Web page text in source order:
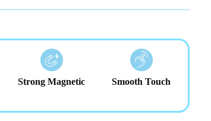
Strong Magnetic Smooth Touch